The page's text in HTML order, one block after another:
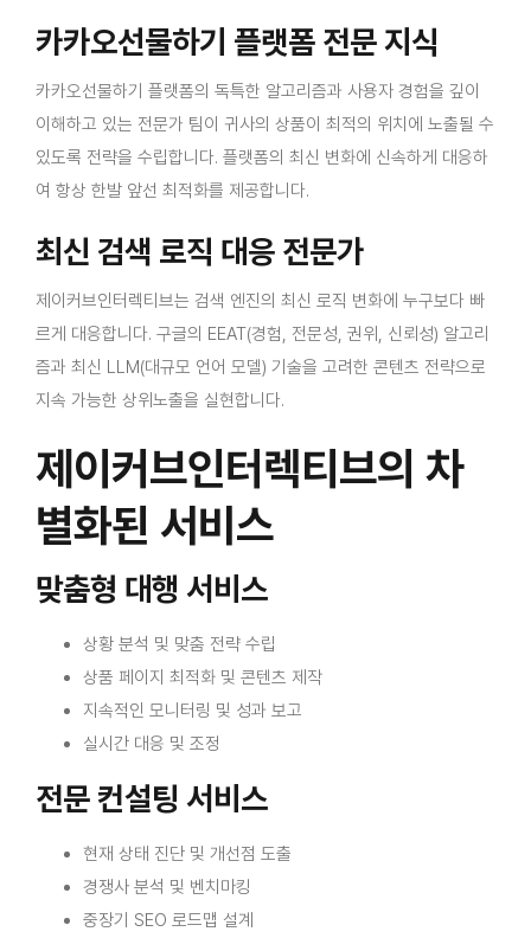
카카오선물하기 플랫폼 전문 지식
카카오선물하기 플랫폼의 독특한 알고리즘과 사용자 경험을 깊이
이해하고 있는 전문가 팀이 귀사의 상품이 최적의 위치에 노출될 수
있도록 전략을 수립합니다. 플랫폼의 최신 변화에 신속하게 대응하
여 항상 한발 앞선 최적화를 제공합니다.
최신 검색 로직 대응 전문가
제이커브인터렉티브는 검색 엔진의 최신 로직 변화에 누구보다 빠
르게 대응합니다. 구글의 EEAT(경험, 전문성, 권위, 신뢰성) 알고리
즘과 최신 LLM(대규모 언어 모델) 기술을 고려한 콘텐츠 전략으로
지속 가능한 상위노출을 실현합니다.
제이커브인터렉티브의 차
별화된 서비스
맞춤형 대행 서비스
상황 분석 및 맞춤 전략 수립
상품 페이지 최적화 및 콘텐츠 제작
지속적인 모니터링 및 성과 보고
실시간 대응 및 조정
전문 컨설팅 서비스
현재 상태 진단 및 개선점 도출
경쟁사 분석 및 벤치마킹
중장기 SEO 로드맵 설계